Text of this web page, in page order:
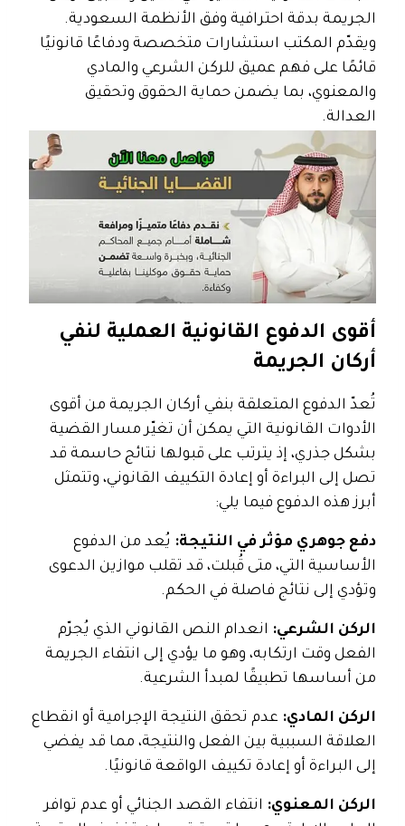
الجريمة بدقة احترافية وفق الأنظمة السعودية.
ويقدّم المكتب استشارات متخصصة ودفاعًا قانونيًا
قائمًا على فهم عميق للركن الشرعي والمادي
والمعنوي، بما يضمن حماية الحقوق وتحقيق
العدالة.
أقوى الدفوع القانونية العملية لنفي
أركان الجريمة
تُعدّ الدفوع المتعلقة بنفي أركان الجريمة من أقوى
الأدوات القانونية التي يمكن أن تغيّر مسار القضية
بشكل جذري، إذ يترتب على قبولها نتائج حاسمة قد
تصل إلى البراءة أو إعادة التكييف القانوني، وتتمثل
أبرز هذه الدفوع فيما يلي:
دفع جوهري مؤثر في النتيجة: يُعد من الدفوع
الأساسية التي، متى قُبلت، قد تقلب موازين الدعوى
وتؤدي إلى نتائج فاصلة في الحكم.
الركن الشرعي: انعدام النص القانوني الذي يُجرّم
الفعل وقت ارتكابه، وهو ما يؤدي إلى انتفاء الجريمة
من أساسها تطبيقًا لمبدأ الشرعية.
الركن المادي: عدم تحقق النتيجة الإجرامية أو انقطاع
العلاقة السببية بين الفعل والنتيجة، مما قد يفضي
إلى البراءة أو إعادة تكييف الواقعة قانونيًا.
الركن المعنوي: انتفاء القصد الجنائي أو عدم توافر